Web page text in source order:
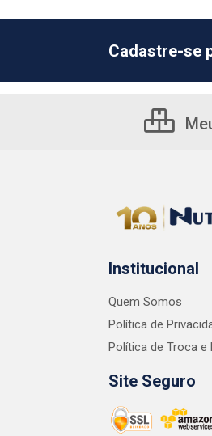
Cadastre-se
Institucional
Quem Somos
Política de
Política de Troca e
Site Seguro